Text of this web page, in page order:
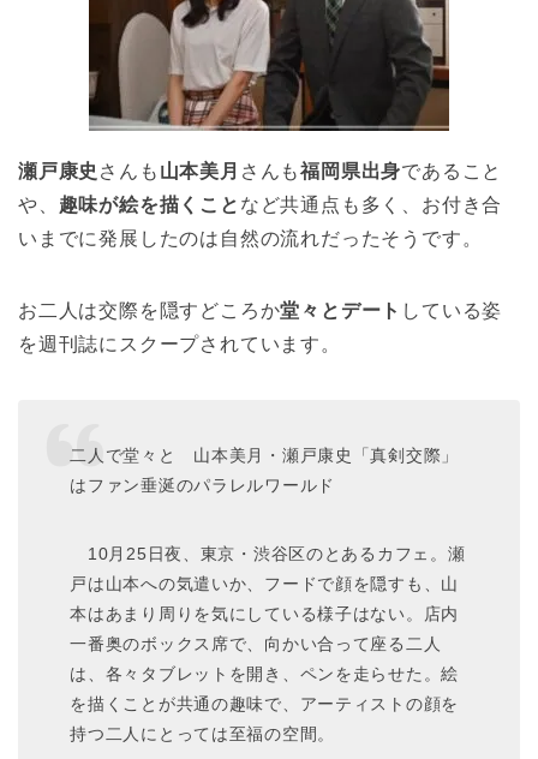
瀬戸康史 さんも 山本美月 さんも福岡県出身であること
や、 趣味が絵を描くこと など共通点も多く、お付き合
いまでに発展したのは自然の流れだったそうです。
お二人は交際を隠すどころか堂々とデート している姿
を週刊誌にスクープされています。
二人で堂々と 山本美月・瀬戸康史「真剣交際」
はファン垂涎のパラレルワールド
10月25日夜、東京・渋谷区のとあるカフェ。瀬
戸は山本への気遣いか、フードで顔を隠すも、山
本はあまり周りを気にしている様子はない。店内
一番奥のボックス席で、向かい合って座る二人
は、各々タブレットを開き、ペンを走らせた。絵
を描くことが共通の趣味で、アーティストの顔を
持つ二人にとっては至福の空間。